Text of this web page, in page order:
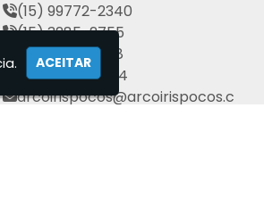
Artesiano Manutenção de Poço Artesiano
Poço Tubular Profundo
Poços Artesianos
Outorga Poços Artesianos
de Poço Artesiano Perfuração de Poços
(15) 99772-2340
(15) 3285-2755
(15) 3282-2568
(15) 99802-7184
arcoirispocos@arcoirispocos.c
ACEITAR